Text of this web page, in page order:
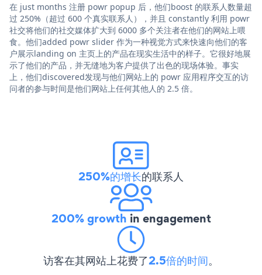
在 just months 注册 powr popup 后，他们boost 的联系人数量超
过 250%（超过 600 个真实联系人），并且 constantly 利用 powr
社交将他们的社交媒体扩大到 6000 多个关注者在他们的网站上喂
食。他们added powr slider 作为一种视觉方式来快速向他们的客
户展示landing on 主页上的产品在现实生活中的样子。它很好地展
示了他们的产品，并无缝地为客户提供了出色的现场体验。事实
上，他们discovered发现与他们网站上的 powr 应用程序交互的访
问者的参与时间是他们网站上任何其他人的 2.5 倍。
250%的增长的联系人
200% growth in engagement
访客在其网站上花费了2.5倍的时间。